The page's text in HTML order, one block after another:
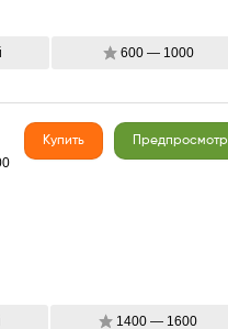
600 — 1000
Предпросмотр
Купить
1400 — 1600